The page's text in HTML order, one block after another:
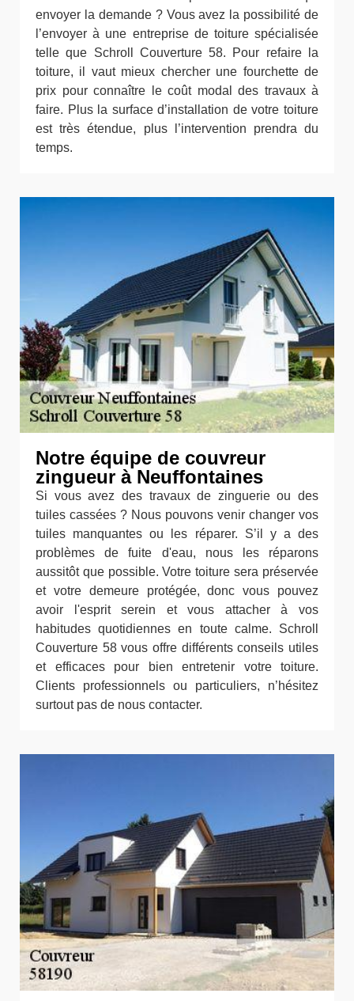
envoyer la demande ? Vous avez la possibilité de
l’envoyer à une entreprise de toiture spécialisée
telle que Schroll Couverture 58. Pour refaire la
toiture, il vaut mieux chercher une fourchette de
prix pour connaître le coût modal des travaux à
faire. Plus la surface d’installation de votre toiture
est très étendue, plus l’intervention prendra du
temps.
Notre équipe de couvreur
zingueur à Neuffontaines
Si vous avez des travaux de zinguerie ou des
tuiles cassées ? Nous pouvons venir changer vos
tuiles manquantes ou les réparer. S’il y a des
problèmes de fuite d'eau, nous les réparons
aussitôt que possible. Votre toiture sera préservée
et votre demeure protégée, donc vous pouvez
avoir l'esprit serein et vous attacher à vos
habitudes quotidiennes en toute calme. Schroll
Couverture 58 vous offre différents conseils utiles
et efficaces pour bien entretenir votre toiture.
Clients professionnels ou particuliers, n’hésitez
surtout pas de nous contacter.